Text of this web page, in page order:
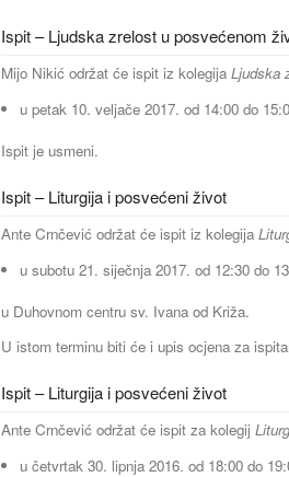
Ispit – Ljudska zrelost u posvećenom
Mijo Nikić održat će ispit iz kolegija Ljudska
u petak 10. veljače 2017. od 14:00 do
Ispit je usmeni.
Ispit – Liturgija i posvećeni život
Ante Crnčević održat će ispit iz kolegija
u subotu 21. siječnja 2017. od 12:30 do
u Duhovnom centru sv. Ivana od Križa.
U istom terminu biti će i upis ocjena za
Ispit – Liturgija i posvećeni život
Ante Crnčević održat će ispit za kolegij
u četvrtak 30. lipnja 2016. od 18:00 do